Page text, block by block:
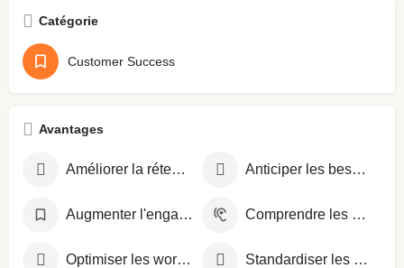
Catégorie
Customer Success
Avantages
Améliorer la rétention client Anticiper les besoins clients
Augmenter l'engagement client Comprendre les attentes clients
Optimiser les workflows Standardiser les processus